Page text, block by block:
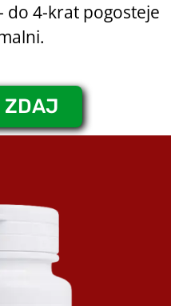
4-krat pogosteje
ZDAJ